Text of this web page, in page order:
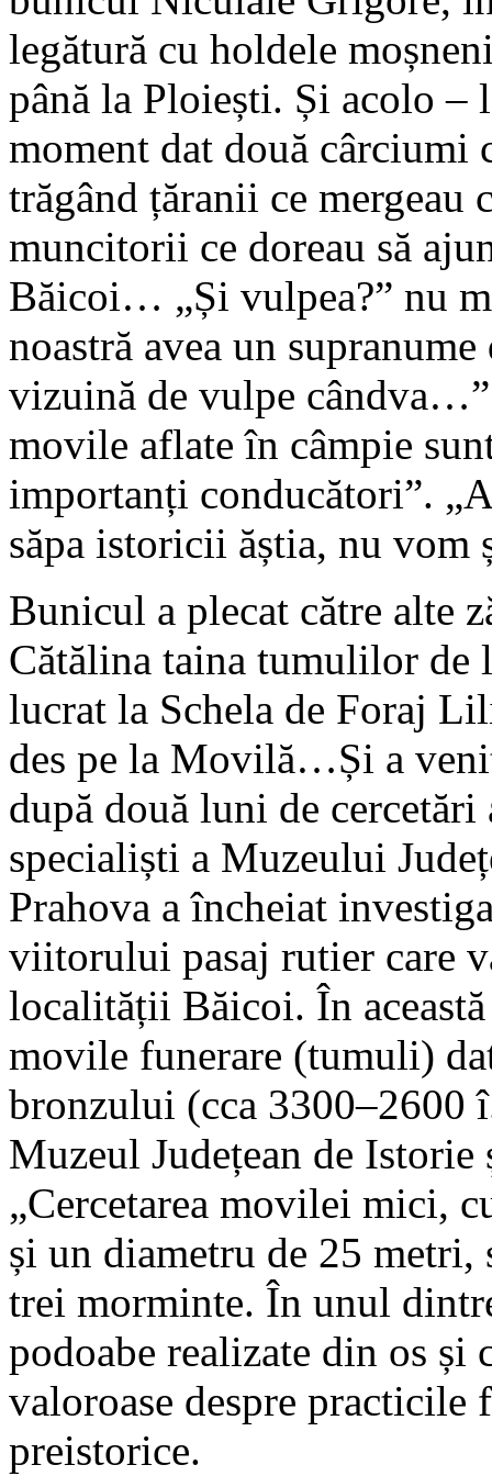
legătură cu holdele
până la Ploiești. Și acolo
moment dat două cârciumi
trăgând țăranii ce mergeau
muncitorii ce doreau să
Băicoi… „Și vulpea?” nu
noastră avea un
vizuină de vulpe
movile aflate în câmpie
importanți conducători”.
săpa istoricii ăștia, nu
Bunicul a plecat către alte
Cătălina taina tumulilor
lucrat la Schela de Foraj
des pe la Movilă…Și a
după două luni de
specialiști a Muzeului
Prahova a încheiat
viitorului pasaj rutier care
localității Băicoi. În
movile funerare (tumuli)
bronzului (cca 3300–2600
Muzeul Județean de
„Cercetarea movilei mici,
și un diametru de 25
trei morminte. În unul
podoabe realizate din os
valoroase despre
preistorice.